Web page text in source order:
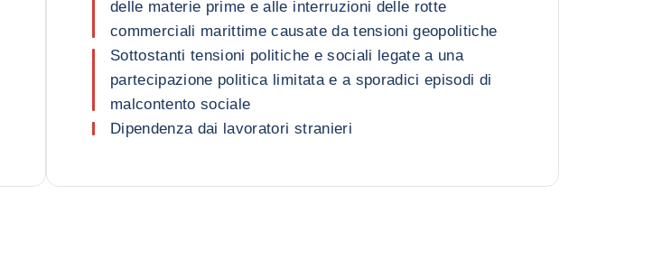
delle materie prime e alle interruzioni delle rotte
commerciali marittime causate da tensioni geopolitiche
Sottostanti tensioni politiche e sociali legate a una
partecipazione politica limitata e a sporadici episodi di
malcontento sociale
Dipendenza dai lavoratori stranieri